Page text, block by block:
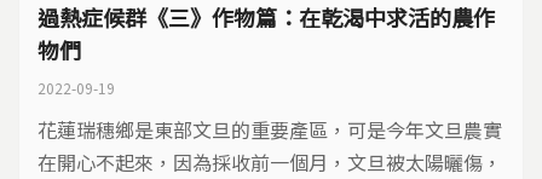
過熱症候群《三》作物篇：在乾渴中求活的農作
物們
2022-09-19
花蓮瑞穗鄉是東部文旦的重要產區，可是今年文旦農實
在開心不起來，因為採收前一個月，文旦被太陽曬傷，